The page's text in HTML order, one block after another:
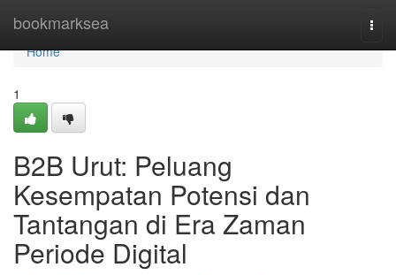
bookmarksea
Home
Home
1
B2B Urut: Peluang
Kesempatan Potensi dan
Tantangan di Era Zaman
Periode Digital